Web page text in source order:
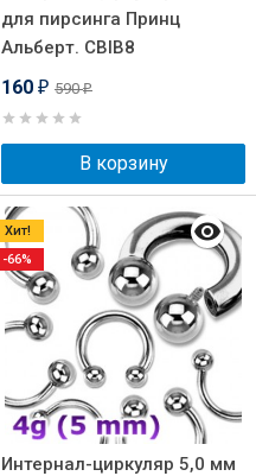
для пирсинга Принц
Альберт. CBIB8
160 ₽ 590₽
В корзину
Интернал-циркуляр 5,0 мм
Хит!
-66%